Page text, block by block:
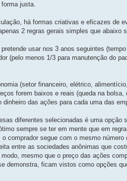
justa.
há formas criativas e eficazes de
2 regras gerais simples que abaixo
usar nos 3 anos seguintes
(pelo menos 1/3 para manutenção do
(setor financeiro, elétrico,
forem baixos e reais (queda na bolsa,
das ações para cada uma das
diferentes selecionadas é uma opção
sempre se ter em mente que em
comprador segue com o mesmo número
entre as sociedades anônimas que
mesmo que o preço das ações
demonstra, ficam vistos como opções